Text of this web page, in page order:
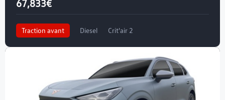
67,833€
Traction avant Diesel Crit'air 2